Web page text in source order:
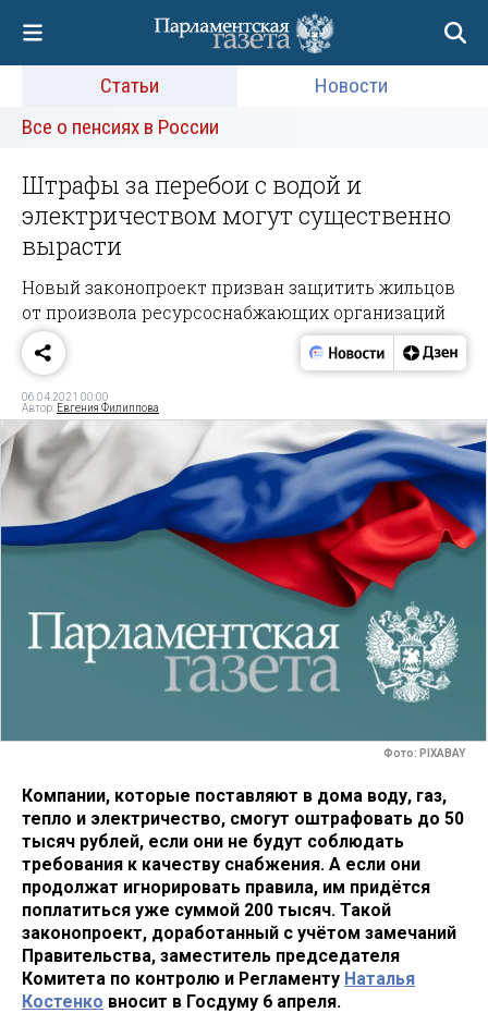
Статьи
Новости
Все о пенсиях в России
Штрафы за перебои с водой и
электричеством могут существенно
вырасти
Новый законопроект призван защитить жильцов
от произвола ресурсоснабжающих организаций
06.04.2021 00:00
Автор: Евгения Филиппова
Фото: PIXABAY
Компании, которые поставляют в дома воду, газ,
тепло и электричество, смогут оштрафовать до 50
тысяч рублей, если они не будут соблюдать
требования к качеству снабжения. А если они
продолжат игнорировать правила, им придётся
поплатиться уже суммой 200 тысяч. Такой
законопроект, доработанный с учётом замечаний
Правительства, заместитель председателя
Комитета по контролю и Регламенту Наталья
Костенко вносит в Госдуму 6 апреля.